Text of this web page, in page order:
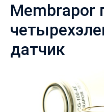
Membrapor
датчик